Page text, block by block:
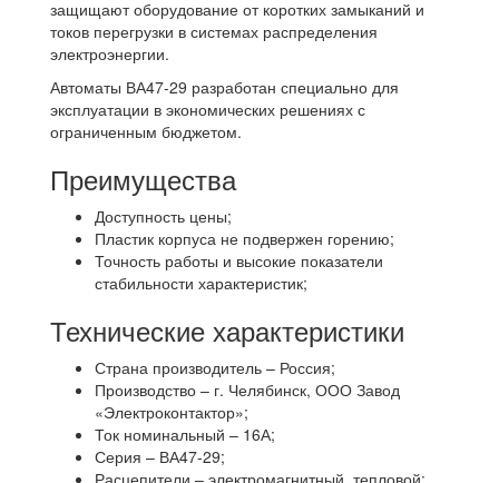
защищают оборудование от коротких замыканий и
токов перегрузки в системах распределения
электроэнергии.
Автоматы ВА47-29 разработан специально для
эксплуатации в экономических решениях с
ограниченным бюджетом.
Преимущества
Доступность цены;
Пластик корпуса не подвержен горению;
Точность работы и высокие показатели
стабильности характеристик;
Технические характеристики
Страна производитель – Россия;
Производство – г. Челябинск, ООО Завод
«Электроконтактор»;
Ток номинальный – 16А;
Серия – ВА47-29;
Расцепители – электромагнитный, тепловой;